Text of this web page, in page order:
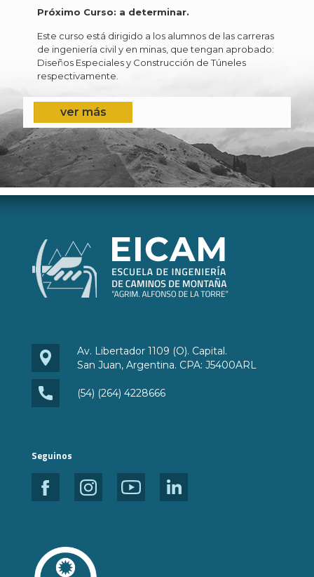
Próximo Curso: a determinar.
Este curso está dirigido a los alumnos de las carreras
de ingeniería civil y en minas, que tengan aprobado:
Diseños Especiales y Construcción de Túneles
respectivamente.
ver más
Av. Libertador 1109 (O). Capital.
San Juan, Argentina. CPA: J5400ARL
(54) (264) 4228666
Seguinos